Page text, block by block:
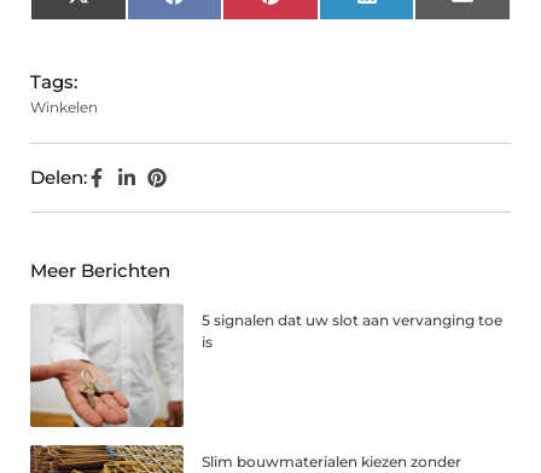
(Twitter)
Tags:
Winkelen
Delen:
Meer Berichten
5 signalen dat uw slot aan vervanging toe
is
Slim bouwmaterialen kiezen zonder